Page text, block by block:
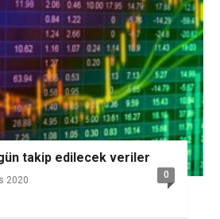
takip edilecek veriler
2020 0